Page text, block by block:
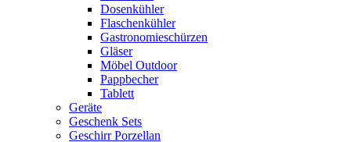
Dosenkühler
Flaschenkühler
Gastronomieschürzen
Gläser
Möbel Outdoor
Pappbecher
Tablett
Geräte
Geschenk Sets
Geschirr Porzellan